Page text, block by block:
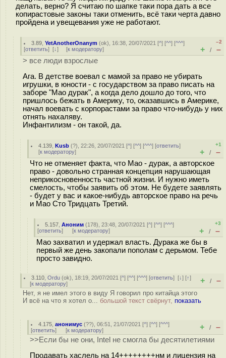
делать, верно? Я считаю по шапке таки пора дать а все
копирастовые законы таки отменить, всё таки черта давно
пройдена и увещевания уже не работают.
3.89 ,YetAnotherOnanym (ok), 16:38, 20/07/2021 [^] [^^] [^^^]
[ответить] [↓] [к модератору]
–2
+ / –
> все люди взрослые
Ага. В детстве воевал с мамой за право не убирать
игрушки, в юности - с государством за право писать на
заборе "Мао дурак", а когда дело дошло до того, что
пришлось бежать в Америку, то, оказавшись в Америке,
начал воевать с корпорастами за право что-нибудь у них
отнять нахаляву.
Инфантилизм - он такой, да.
4.139 ,Kusb (?), 22:26, 20/07/2021 [^] [^^] [^^^] [ответить]
[к модератору]
+1
+ / –
Что не отменяет факта, что Мао - дурак, а авторское
право - довольно странная концепция нарушающая
неприкосновенность частной жизни. И нужно иметь
смелость, чтобы заявить об этом. Не будете заявлять
- будет у вас и какое-нибудь авторское право на речь
и Мао Сто Тридцать Третий.
5.157 ,Аноним (178), 23:48, 20/07/2021 [^] [^^] [^^^]
[ответить] [к модератору]
+3
+ / –
Мао захватил и удержал власть. Дурака же бы в
первый же день закопали пополам с дерьмом. Тебе
просто завидно.
3.110 ,Ordu (ok), 18:19, 20/07/2021 [^] [^^] [^^^] [ответить][↓] [↑]
[к модератору] + / –
Нет, я не имел этого в виду Я говорил про китайца этого
И всё на что я хотел о... большой текст свёрнут, показать
4.175 ,анонимус (??), 06:51, 21/07/2021 [^] [^^] [^^^]
[ответить] [к модератору] + / –
>>Если бы не они, Intel не смогла бы десятилетиями
Продавать хаслель на 14++++++++нм и лицензия на